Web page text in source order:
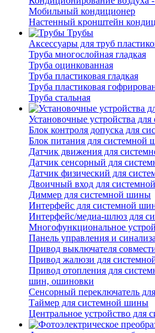
Мобильный кондиционер
Настенный кронштейн
Трубы
Аксессуары для труб
Труба многослойная гладкая
Труба оцинкованная
Труба пластиковая гладкая
Труба пластиковая
Труба стальная
Установочные устройства
Блок контроля допуска для
Блок питания для системной
Датчик движения для
Датчик сенсорный для
Датчик физический для
Двоичный вход для
Диммер для системной шины
Интерфейс для системной
Интерфейс/медиа-шлюз для
Многофункциональное
Панель управления и
Привод выключателя
Привод жалюзи для
Привод отопления для
шин, ошиновки
Сенсорный переключатель
Таймер для системной шины
Центральное устройство для